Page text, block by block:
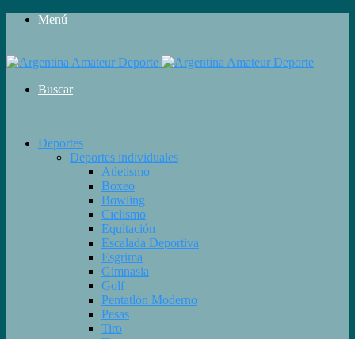
Menú
Buscar
Deportes
Deportes individuales
Atletismo
Boxeo
Bowling
Ciclismo
Equitación
Escalada Deportiva
Esgrima
Gimnasia
Golf
Pentatlón Moderno
Pesas
Tiro